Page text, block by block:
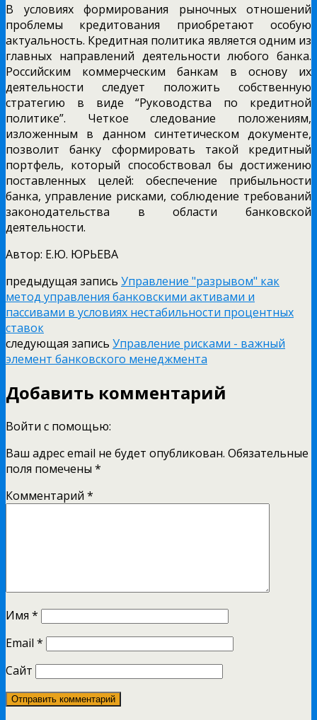
В условиях формирования рыночных отношений
проблемы кредитования приобретают особую
актуальность. Кредитная политика является одним из
главных направлений деятельности любого банка.
Российским коммерческим банкам в основу их
деятельности следует положить собственную
стратегию в виде “Руководства по кредитной
политике”. Четкое следование положениям,
изложенным в данном синтетическом документе,
позволит банку сформировать такой кредитный
портфель, который способствовал бы достижению
поставленных целей: обеспечение прибыльности
банка, управление рисками, соблюдение требований
законодательства в области банковской
деятельности.
Автор: Е.Ю. ЮРЬЕВА
предыдущая запись Управление "разрывом" как
метод управления банковскими активами и
пассивами в условиях нестабильности процентных
ставок
следующая запись Управление рисками - важный
элемент банковского менеджмента
Добавить комментарий
Войти с помощью:
Ваш адрес email не будет опубликован. Обязательные
поля помечены *
Комментарий *
Имя *
Email *
Сайт